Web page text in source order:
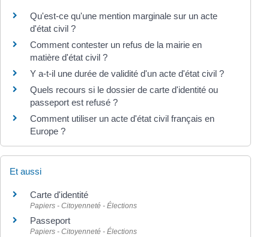
Qu'est-ce qu'une mention marginale sur un acte
d'état civil ?
Comment contester un refus de la mairie en
matière d'état civil ?
Y a-t-il une durée de validité d'un acte d'état civil ?
Quels recours si le dossier de carte d'identité ou
passeport est refusé ?
Comment utiliser un acte d'état civil français en
Europe ?
Et aussi
Carte d'identité
Papiers - Citoyenneté - Élections
Passeport
Papiers - Citoyenneté - Élections